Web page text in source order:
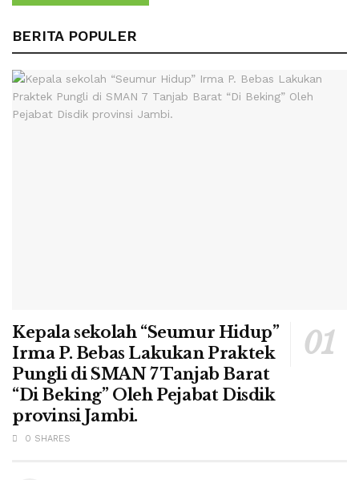
BERITA POPULER
Kepala sekolah “Seumur Hidup”
Irma P. Bebas Lakukan Praktek
Pungli di SMAN 7 Tanjab Barat
“Di Beking” Oleh Pejabat Disdik
provinsi Jambi.
0 SHARES